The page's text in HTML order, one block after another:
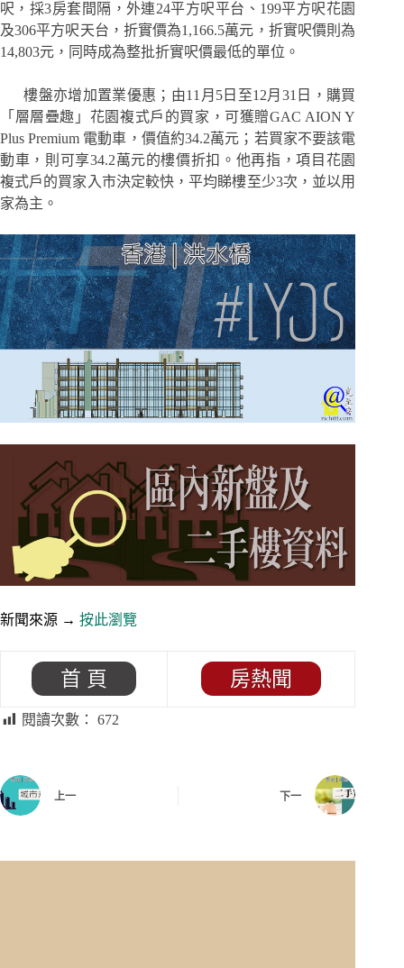
呎，採3房套間隔，外連24平方呎平台、199平方呎花園
及306平方呎天台，折實價為1,166.5萬元，折實呎價則為
14,803元，同時成為整批折實呎價最低的單位。
樓盤亦增加置業優惠；由11月5日至12月31日，購買
「層層疊趣」花園複式戶的買家，可獲贈GAC AION Y
Plus Premium 電動車，價值約34.2萬元；若買家不要該電
動車，則可享34.2萬元的樓價折扣。他再指，項目花園
複式戶的買家入市決定較快，平均睇樓至少3次，並以用
家為主。
新聞來源 → 按此瀏覽
首 頁 房熱聞
閱讀次數： 672
上一 下一